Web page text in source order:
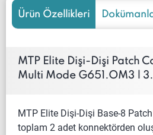
Ürün Özellikleri
MTP Elite Dişi-Dişi Patch
Multi Mode G651.OM3 |
MTP Elite Dişi-Dişi Base-8
toplam 2 adet konnektörden